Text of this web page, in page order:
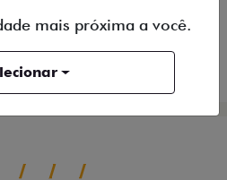
VERSÃO
mais próxima a você.